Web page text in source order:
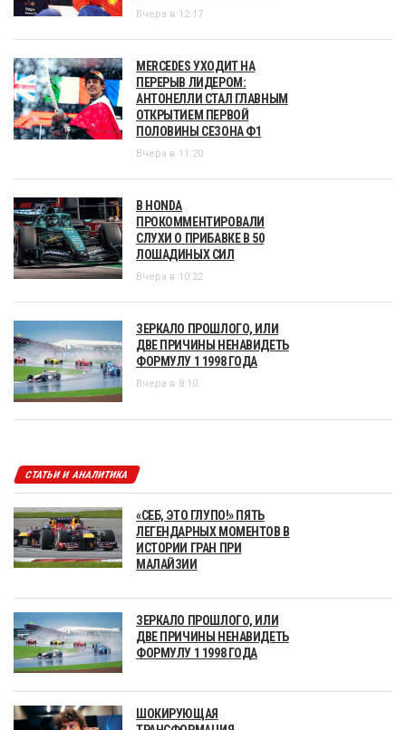
Вчера в 12:17
MERCEDES УХОДИТ НА
ПЕРЕРЫВ ЛИДЕРОМ:
АНТОНЕЛЛИ СТАЛ ГЛАВНЫМ
ОТКРЫТИЕМ ПЕРВОЙ
ПОЛОВИНЫ СЕЗОНА Ф1
Вчера в 11:20
В HONDA
ПРОКОММЕНТИРОВАЛИ
СЛУХИ О ПРИБАВКЕ В 50
ЛОШАДИНЫХ СИЛ
Вчера в 10:22
ЗЕРКАЛО ПРОШЛОГО, ИЛИ
ДВЕ ПРИЧИНЫ НЕНАВИДЕТЬ
ФОРМУЛУ 1 1998 ГОДА
Вчера в 8:10
СТАТЬИ И АНАЛИТИКА
«СЕБ, ЭТО ГЛУПО!» ПЯТЬ
ЛЕГЕНДАРНЫХ МОМЕНТОВ В
ИСТОРИИ ГРАН ПРИ
МАЛАЙЗИИ
ЗЕРКАЛО ПРОШЛОГО, ИЛИ
ДВЕ ПРИЧИНЫ НЕНАВИДЕТЬ
ФОРМУЛУ 1 1998 ГОДА
ШОКИРУЮЩАЯ